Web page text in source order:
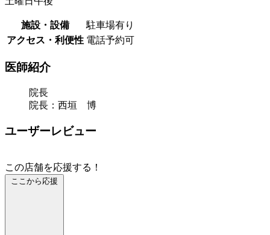
施設・設備
駐車場有り
アクセス・利便性 電話予約可
医師紹介
院長
院長：西垣 博
ユーザーレビュー
この店舗を応援する！
ここから応援